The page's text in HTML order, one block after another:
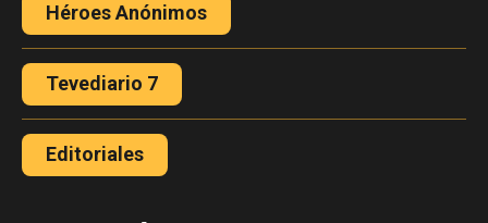
Héroes Anónimos
Tevediario 7
Editoriales